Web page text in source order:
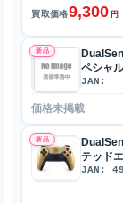
買取価格9,300 円
新品
ペシャ
JAN:
価格未掲載
新品
テッド
JAN: